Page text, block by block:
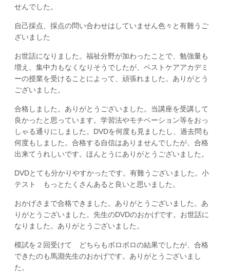
せんでした。
自己採点、採点の問い合わせはしていません色々と有難うご
ざいました
お世話になりました。福祉分野が加わったことで、勉強量も
増え、集中力もなくなりそうでしたが、ベストケアアカデミ
ーの授業を受けることによって、頑張れました。ありがとう
ございました。
合格しました。ありがとうございました。当講座を受講して
良かったと思っています。学習法やモチベーション等をおっ
しゃる通りにしました。DVDを何度も見ましたし、過去問も
何度もしました。合格する自信はありませんでしたが、合格
出来てうれしいです。ほんとうにありがとうございました。
DVDとても分かりやすかったです。有難うございました。小
テスト もっとたくさんあると良いと思いました。
おかげさまで合格できました。ありがとうございました。あ
りがとうございました。先生のDVDのおかげです。お世話に
なりました。ありがとうございました。
模試を２回受けて どちらもボロボロの結果でしたが、合格
できたのも馬淵先生のおかげです。ありがとうございまし
た。